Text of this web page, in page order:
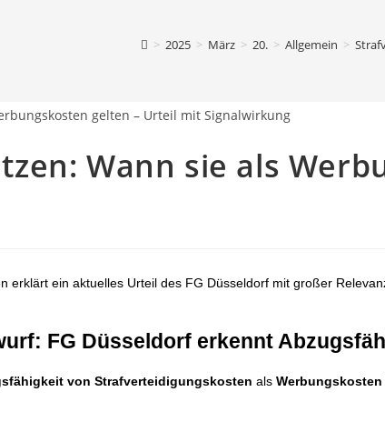
> 2025 > März > 20. > Allgemein >
Wann sie als
ein aktuelles Urteil des FG Düsseldorf mit großer
FG Düsseldorf erkennt
von Strafverteidigungskosten als Werbungskosten